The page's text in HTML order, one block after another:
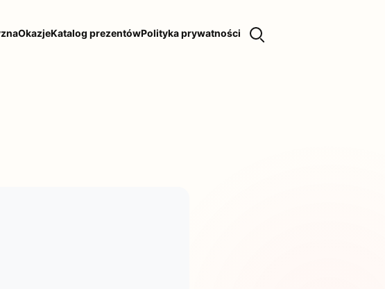
OkazjeKatalog prezentówPolityka prywatności